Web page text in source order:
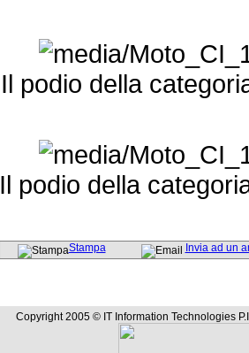
Il podio della
Il podio della
Stampa Invia ad un
Copyright 2005 © IT Information Technologies